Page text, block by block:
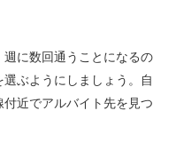
に数回通うことになるの
ぶようにしましょう。自
近でアルバイト先を見つ